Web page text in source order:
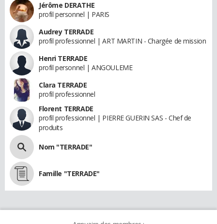
Jérôme DERATHE
profil personnel | PARIS
Audrey TERRADE
profil professionnel | ART MARTIN - Chargée de mission
Henri TERRADE
profil personnel | ANGOULEME
Clara TERRADE
profil professionnel
Florent TERRADE
profil professionnel | PIERRE GUERIN SAS - Chef de
produits
Nom "TERRADE"
Famille "TERRADE"